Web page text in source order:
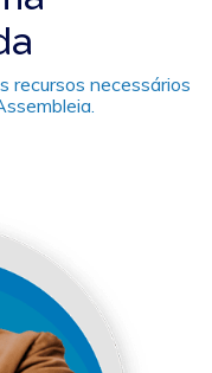
recursos necessários